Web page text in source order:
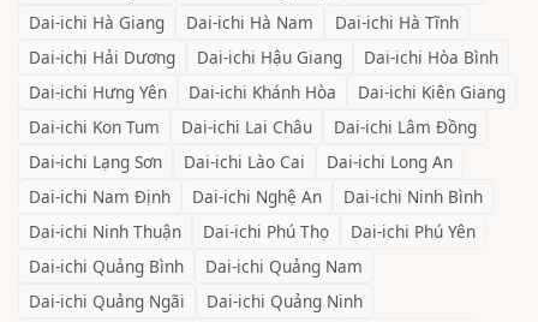
Dai-ichi Hà Giang Dai-ichi Hà Nam Dai-ichi Hà Tĩnh
Dai-ichi Hải Dương Dai-ichi Hậu Giang Dai-ichi Hòa Bình
Dai-ichi Hưng Yên Dai-ichi Khánh Hòa Dai-ichi Kiên Giang
Dai-ichi Kon Tum Dai-ichi Lai Châu Dai-ichi Lâm Đồng
Dai-ichi Lạng Sơn Dai-ichi Lào Cai Dai-ichi Long An
Dai-ichi Nam Định Dai-ichi Nghệ An Dai-ichi Ninh Bình
Dai-ichi Ninh Thuận Dai-ichi Phú Thọ Dai-ichi Phú Yên
Dai-ichi Quảng Bình Dai-ichi Quảng Nam
Dai-ichi Quảng Ngãi Dai-ichi Quảng Ninh